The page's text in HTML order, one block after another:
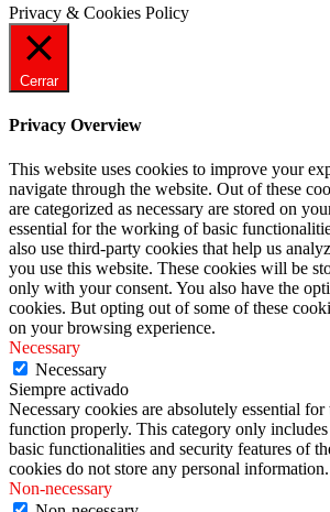
Privacy & Cookies Policy
Cerrar
Privacy Overview
This website uses cookies to improve your
navigate through the website. Out of these
are categorized as necessary are stored on
essential for the working of basic
also use third-party cookies that help us
you use this website. These cookies will be
only with your consent. You also have the
cookies. But opting out of some of these
on your browsing experience.
Necessary
Necessary
Siempre activado
Necessary cookies are absolutely essential
function properly. This category only includes
basic functionalities and security features of
cookies do not store any personal information.
Non-necessary